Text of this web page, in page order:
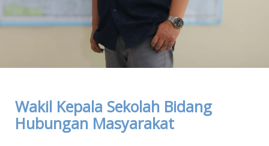
Wakil Kepala Sekolah Bidang
Hubungan Masyarakat